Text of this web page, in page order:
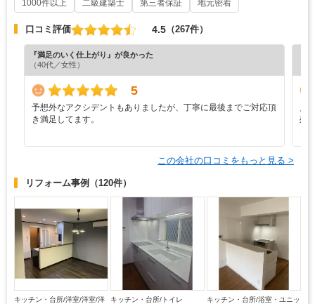
1000件以上 二級建築士 第三者保証 地元密着
口コミ評価 4.5 （267件）
『満足のいく仕上がり』が良かった
（40代／女性）
5
予想外なアクシデントもありましたが、丁寧に最後までご対応頂
き満足してます。
残
この会社の口コミをもっと見る >
リフォーム事例 （120件）
キッチン・台所/洋室/洋室/洋
キッチン・台所/トイレ
キッチン・台所/浴室・ユニッ